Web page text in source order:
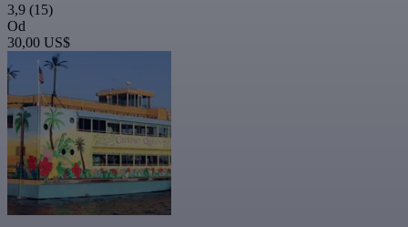
3,9 (15)
Od
30,00 US$